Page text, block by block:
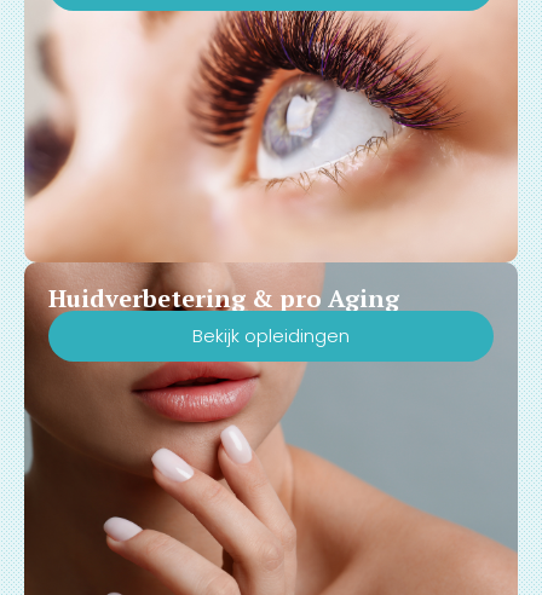
Huidverbetering & pro Aging
Bekijk opleidingen